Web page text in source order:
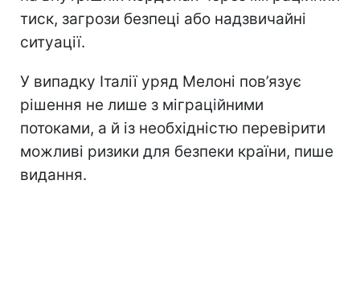
тиск, загрози безпеці або надзвичайні
ситуації.
У випадку Італії уряд Мелоні пов’язує
рішення не лише з міграційними
потоками, а й із необхідністю перевірити
можливі ризики для безпеки країни, пише
видання.